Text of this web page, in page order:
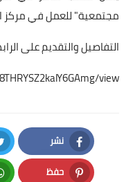
مجتمعية" للعمل في مركز
التفاصيل والتقديم على
view
نشر
Facebook
حفظ